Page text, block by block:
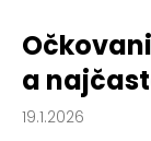
a
19.1.2026